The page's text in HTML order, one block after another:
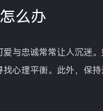
么办
与忠诚常常让人沉迷
心理平衡。此外，保